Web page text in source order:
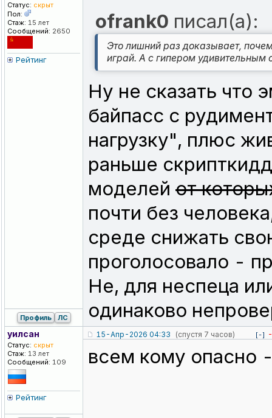
Статус: скрыт
Пол:
Стаж: 15 лет
Сообщений: 2650
Рейтинг
ofrank0 писал(а):
Это лишний раз доказывает,
играй. А с гипером удивительным
Ну не сказать что
байпасс с
нагрузку", плюс
раньше
моделей от
почти без
среде снижать
проголосовало -
Не, для неспеца
одинаково
Профиль ЛС
уилсан
Статус: скрыт
Стаж: 13 лет
Сообщений: 109
Рейтинг
15-Апр-2026 04:33 (спустя 7 часов) [-]
всем кому опасно